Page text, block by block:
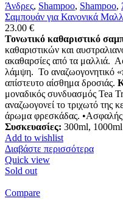
Άνδρες, Shampoo, Shampoo,
Σαμπουάν για Κανονικά
23.00 €
Τονωτικό καθαριστικό
καθαριστικών και
ακαθαρσίες από τα μαλλιά.
λάμψη. Το αναζωογονητικό
απίστευτο αίσθημα δροσιάς.
μοναδικός συνδυασμός Tea
αναζωογονεί το τριχωτό της
άρωμα φρεσκάδας. •Ασφαλής
Συσκευασίες: 300ml,
Add to wishlist
Διαβάστε περισσότερα
Quick view
Sold out
Compare